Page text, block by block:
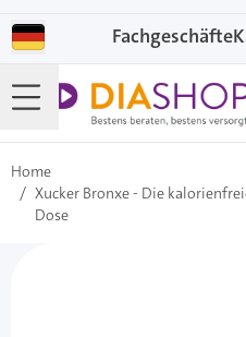
Fachgeschäfte
Home
/ Xucker Bronxe - Die
Dose